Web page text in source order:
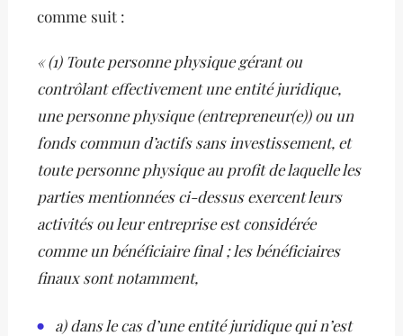
comme suit :
« (1) Toute personne physique gérant ou
contrôlant effectivement une entité juridique,
une personne physique (entrepreneur(e)) ou un
fonds commun d’actifs sans investissement, et
toute personne physique au profit de laquelle les
parties mentionnées ci-dessus exercent leurs
activités ou leur entreprise est considérée
comme un bénéficiaire final ; les bénéficiaires
finaux sont notamment,
a) dans le cas d’une entité juridique qui n’est